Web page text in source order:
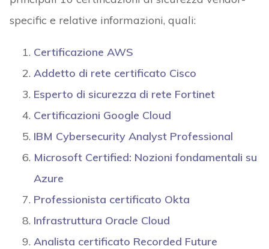
specific e relative informazioni, quali:
Certificazione AWS
Addetto di rete certificato Cisco
Esperto di sicurezza di rete Fortinet
Certificazioni Google Cloud
IBM Cybersecurity Analyst Professional
Microsoft Certified: Nozioni fondamentali su
Azure
Professionista certificato Okta
Infrastruttura Oracle Cloud
Analista certificato Recorded Future